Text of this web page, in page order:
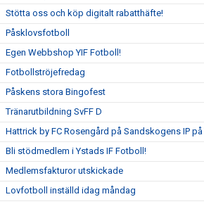
Stötta oss och köp digitalt rabatthäfte!
Påsklovsfotboll
Egen Webbshop YIF Fotboll!
Fotbollströjefredag
Påskens stora Bingofest
Tränarutbildning SvFF D
Hattrick by FC Rosengård på Sandskogens IP
Bli stödmedlem i Ystads IF Fotboll!
Medlemsfakturor utskickade
Lovfotboll inställd idag måndag